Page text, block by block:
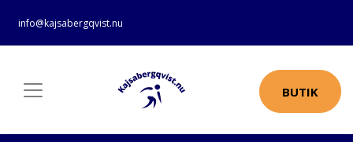
info@kajsabergqvist.nu
BUTIK